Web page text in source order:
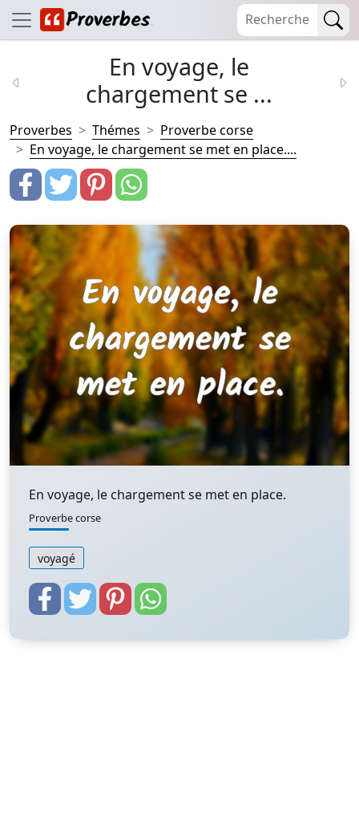
En voyage, le
chargement se ...
Proverbes Thémes
Proverbe corse
En voyage, le chargement se met en place....
En voyage, le chargement se met en place.
Proverbe corse
voyagé